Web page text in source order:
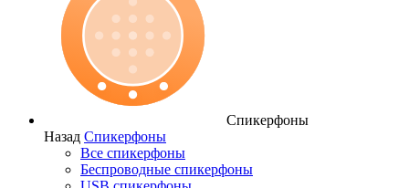
Спикерфоны
Назад Спикерфоны
Все спикерфоны
Беспроводные спикерфоны